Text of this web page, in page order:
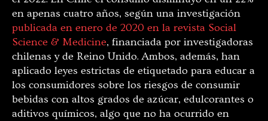
en apenas cuatro años, según una investigación
publicada en enero de 2020 en la revista Social
Science & Medicine, financiada por investigadoras
chilenas y de Reino Unido. Ambos, además, han
aplicado leyes estrictas de etiquetado para educar a
los consumidores sobre los riesgos de consumir
bebidas con altos grados de azúcar, edulcorantes o
aditivos químicos, algo que no ha ocurrido en